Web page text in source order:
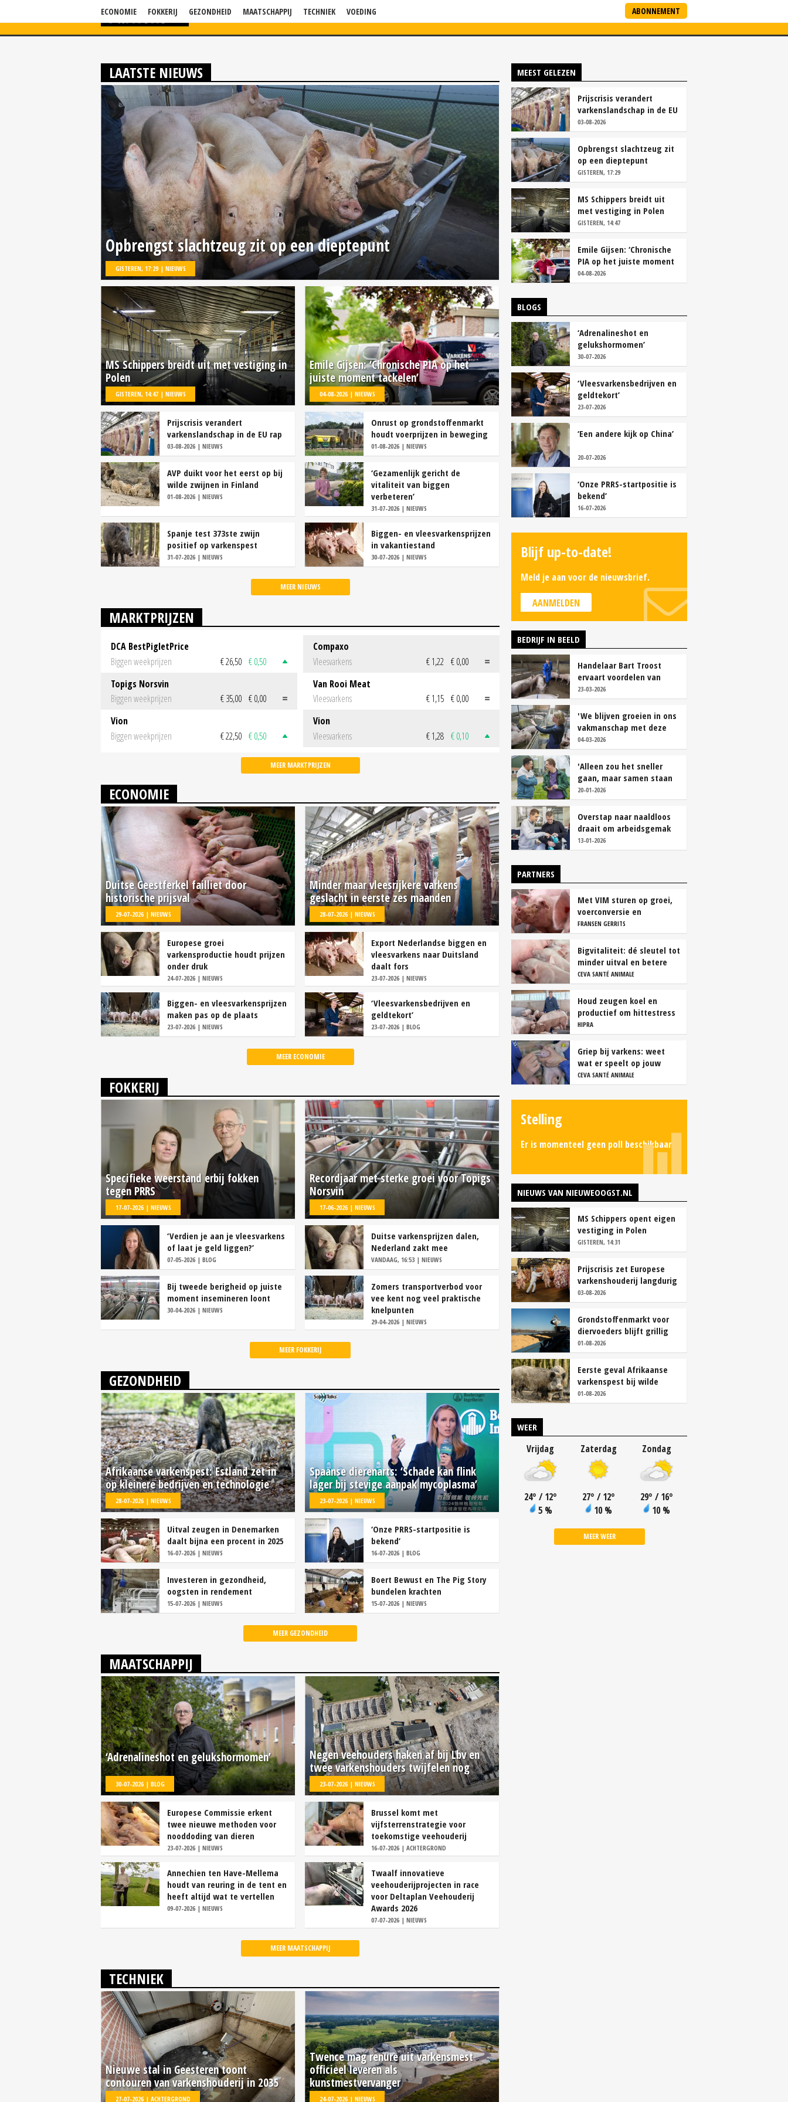
ECONOMIE FOKKERIJ GEZONDHEID MAATSCHAPPIJ TECHNIEK VOEDING ABONNEMENT
HOME NIEUWS VERDIEPING BLOG
LAATSTE NIEUWS
Opbrengst slachtzeug zit op een dieptepunt
GISTEREN, 17:29 | NIEUWS
MS Schippers breidt uit met vestiging in
Polen
GISTEREN, 14:47 | NIEUWS
Emile Gijsen: ‘Chronische PIA op het
juiste moment tackelen’
04-08-2026 | NIEUWS
Prijscrisis verandert
varkenslandschap in de EU rap
03-08-2026 | NIEUWS
Onrust op grondstoffenmarkt
houdt voerprijzen in beweging
01-08-2026 | NIEUWS
AVP duikt voor het eerst op bij
wilde zwijnen in Finland
01-08-2026 | NIEUWS
‘Gezamenlijk gericht de
vitaliteit van biggen
verbeteren’
31-07-2026 | NIEUWS
Spanje test 373ste zwijn
positief op varkenspest
31-07-2026 | NIEUWS
Biggen- en vleesvarkensprijzen
in vakantiestand
30-07-2026 | NIEUWS
MEER NIEUWS
MARKTPRIJZEN
DCA BestPigletPrice
Biggen weekprijzen
€ 26,50 € 0,50
Topigs Norsvin
Biggen weekprijzen
€ 35,00 € 0,00
Vion
Biggen weekprijzen
€ 22,50 € 0,50
Compaxo
Vleesvarkens
€ 1,22 € 0,00
Van Rooi Meat
Vleesvarkens
€ 1,15 € 0,00
Vion
Vleesvarkens
€ 1,28 € 0,10
MEER MARKTPRIJZEN
ECONOMIE
Duitse Geestferkel failliet door
historische prijsval
29-07-2026 | NIEUWS
Minder maar vleesrijkere varkens
geslacht in eerste zes maanden
28-07-2026 | NIEUWS
Europese groei
varkensproductie houdt prijzen
onder druk
24-07-2026 | NIEUWS
Export Nederlandse biggen en
vleesvarkens naar Duitsland
daalt fors
23-07-2026 | NIEUWS
Biggen- en vleesvarkensprijzen
maken pas op de plaats
23-07-2026 | NIEUWS
‘Vleesvarkensbedrijven en
geldtekort’
23-07-2026 | BLOG
MEER ECONOMIE
FOKKERIJ
Specifieke weerstand erbij fokken
tegen PRRS
17-07-2026 | NIEUWS
Recordjaar met sterke groei voor Topigs
Norsvin
17-06-2026 | NIEUWS
‘Verdien je aan je vleesvarkens
of laat je geld liggen?’
07-05-2026 | BLOG
Duitse varkensprijzen dalen,
Nederland zakt mee
VANDAAG, 16:53 | NIEUWS
Bij tweede berigheid op juiste
moment insemineren loont
30-04-2026 | NIEUWS
Zomers transportverbod voor
vee kent nog veel praktische
knelpunten
29-04-2026 | NIEUWS
MEER FOKKERIJ
GEZONDHEID
Afrikaanse varkenspest: Estland zet in
op kleinere bedrijven en technologie
28-07-2026 | NIEUWS
Spaanse dierenarts: ‘Schade kan flink
lager bij stevige aanpak mycoplasma’
23-07-2026 | NIEUWS
Uitval zeugen in Denemarken
daalt bijna een procent in 2025
16-07-2026 | NIEUWS
‘Onze PRRS-startpositie is
bekend’
16-07-2026 | BLOG
Investeren in gezondheid,
oogsten in rendement
15-07-2026 | NIEUWS
Boert Bewust en The Pig Story
bundelen krachten
15-07-2026 | NIEUWS
MEER GEZONDHEID
MAATSCHAPPIJ
‘Adrenalineshot en gelukshormomen’
30-07-2026 | BLOG
Negen veehouders haken af bij Lbv en
twee varkenshouders twijfelen nog
23-07-2026 | NIEUWS
Europese Commissie erkent
twee nieuwe methoden voor
nooddoding van dieren
23-07-2026 | NIEUWS
Brussel komt met
vijfsterrenstrategie voor
toekomstige veehouderij
16-07-2026 | ACHTERGROND
Annechien ten Have-Mellema
houdt van reuring in de tent en
heeft altijd wat te vertellen
09-07-2026 | NIEUWS
Twaalf innovatieve
veehouderijprojecten in race
voor Deltaplan Veehouderij
Awards 2026
07-07-2026 | NIEUWS
MEER MAATSCHAPPIJ
TECHNIEK
Nieuwe stal in Geesteren toont
contouren van varkenshouderij in 2035
27-07-2026 | ACHTERGROND
Twence mag renure uit varkensmest
officieel leveren als
kunstmestvervanger
24-07-2026 | NIEUWS
MEEST GELEZEN
Prijscrisis verandert
varkenslandschap in de EU
rap
03-08-2026
Opbrengst slachtzeug zit
op een dieptepunt
GISTEREN, 17:29
MS Schippers breidt uit
met vestiging in Polen
GISTEREN, 14:47
Emile Gijsen: ‘Chronische
PIA op het juiste moment
tackelen’
04-08-2026
BLOGS
‘Adrenalineshot en
gelukshormomen’
30-07-2026
‘Vleesvarkensbedrijven en
geldtekort’
23-07-2026
‘Een andere kijk op China’
20-07-2026
‘Onze PRRS-startpositie is
bekend’
16-07-2026
Blijf up-to-date!
Meld je aan voor de nieuwsbrief.
AANMELDEN
BEDRIJF IN BEELD
Handelaar Bart Troost
ervaart voordelen van
coöperatieve voerfusie
23-03-2026
'We blijven groeien in ons
vakmanschap met deze
teamaanpak'
04-03-2026
'Alleen zou het sneller
gaan, maar samen staan
we stukken sterker'
20-01-2026
Overstap naar naaldloos
draait om arbeidsgemak
en diervriendelijkheid
13-01-2026
PARTNERS
Met VIM sturen op groei,
voerconversie en
rendement
FRANSEN GERRITS
Bigvitaliteit: dé sleutel tot
minder uitval en betere
groei
CEVA SANTÉ ANIMALE
Houd zeugen koel en
productief om hittestress
te voorkomen
HIPRA
Griep bij varkens: weet
wat er speelt op jouw
bedrijf
CEVA SANTÉ ANIMALE
Stelling
Er is momenteel geen poll beschikbaar.
NIEUWS VAN NIEUWEOOGST.NL
MS Schippers opent eigen
vestiging in Polen
GISTEREN, 14:31
Prijscrisis zet Europese
varkenshouderij langdurig
onder druk
03-08-2026
Grondstoffenmarkt voor
diervoeders blijft grillig
01-08-2026
Eerste geval Afrikaanse
varkenspest bij wilde
zwijnen in Finland
01-08-2026
WEER
Vrijdag
24° / 12°
5 %
Zaterdag
27° / 12°
10 %
Zondag
29° / 16°
10 %
MEER WEER